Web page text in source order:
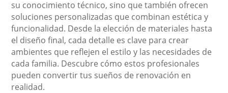
su conocimiento técnico, sino que también ofrecen
soluciones personalizadas que combinan estética y
funcionalidad. Desde la elección de materiales hasta
el diseño final, cada detalle es clave para crear
ambientes que reflejen el estilo y las necesidades de
cada familia. Descubre cómo estos profesionales
pueden convertir tus sueños de renovación en
realidad.